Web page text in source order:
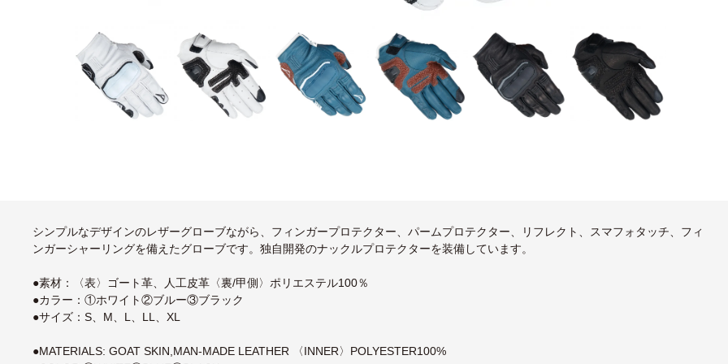
シンプルなデザインのレザーグローブながら、フィンガープロテクター、パームプロテクター、リフレクト、スマフォタッチ、フィ
ンガーシャーリングを備えたグローブです。独自開発のナックルプロテクターを装備しています。
●素材：〈表〉ゴート革、人工皮革〈裏/甲側〉ポリエステル100％
●カラー：①ホワイト②ブルー③ブラック
●サイズ：S、M、L、LL、XL
●MATERIALS: GOAT SKIN,MAN-MADE LEATHER 〈INNER〉POLYESTER100%